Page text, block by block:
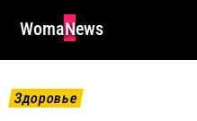
WomaNews
Здоровье